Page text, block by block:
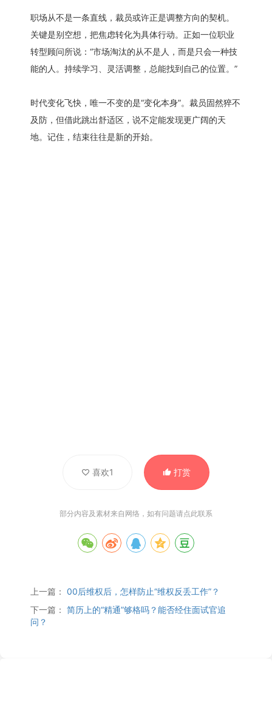
职场从不是一条直线，裁员或许正是调整方向的契机。
关键是别空想，把焦虑转化为具体行动。正如一位职业
转型顾问所说：“市场淘汰的从不是人，而是只会一种技
能的人。持续学习、灵活调整，总能找到自己的位置。”
时代变化飞快，唯一不变的是“变化本身”。裁员固然猝不
及防，但借此跳出舒适区，说不定能发现更广阔的天
地。记住，结束往往是新的开始。
喜欢1 打赏
部分内容及素材来自网络，如有问题请点此联系
上一篇： 00后维权后，怎样防止“维权反丢工作”？
下一篇： 简历上的“精通”够格吗？能否经住面试官追
问？